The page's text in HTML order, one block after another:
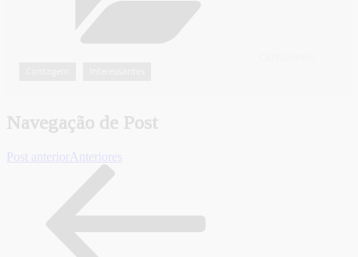
Navegação de Post
Post anterior Anteriores